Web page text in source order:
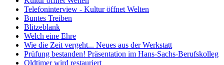
Telefoninterview - Kultur öffnet Welten
Buntes Treiben
Blitzeblank
Welch eine Ehre
Wie die Zeit vergeht... Neues aus der Werkstatt
Prüfung bestanden! Präsentation im Hans-Sachs-Berufskolleg
Oldtimer wird restauriert